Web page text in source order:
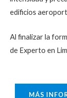
edificios
Al finalizar la
de Experto en
MÁS